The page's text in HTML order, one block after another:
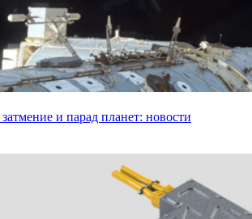
и парад планет: новости